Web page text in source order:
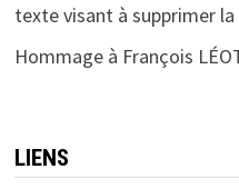
texte visant à supprimer
Hommage à François
LIENS